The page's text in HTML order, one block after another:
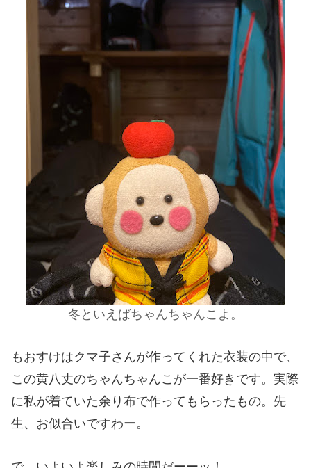
冬といえばちゃんちゃんこよ。
もおすけはクマ子さんが作ってくれた衣装の中で、
この黄八丈のちゃんちゃんこが一番好きです。実際
に私が着ていた余り布で作ってもらったもの。先
生、お似合いですわー。